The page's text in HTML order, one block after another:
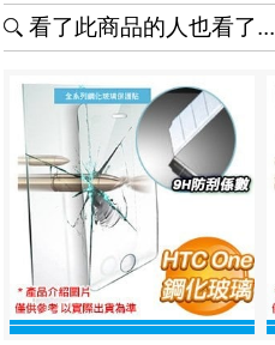
看了此商品的人也看了...